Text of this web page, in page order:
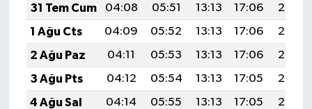
31 Tem Cum
04:08 05:51 13:13 17:06
20:25
1 Ağu Cts
04:09 05:52 13:13 17:06
20:24
2 Ağu Paz
04:11 05:53 13:13 17:06
20:23
3 Ağu Pts
04:12 05:54 13:13 17:05
20:22
4 Ağu Sal
04:14 05:55 13:13 17:05
20:20